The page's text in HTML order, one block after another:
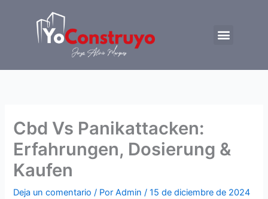
contenido
Menu
Cbd Vs Panikattacken:
Erfahrungen, Dosierung &
Kaufen
Deja un comentario / PorAdmin/15 de diciembre de 2024